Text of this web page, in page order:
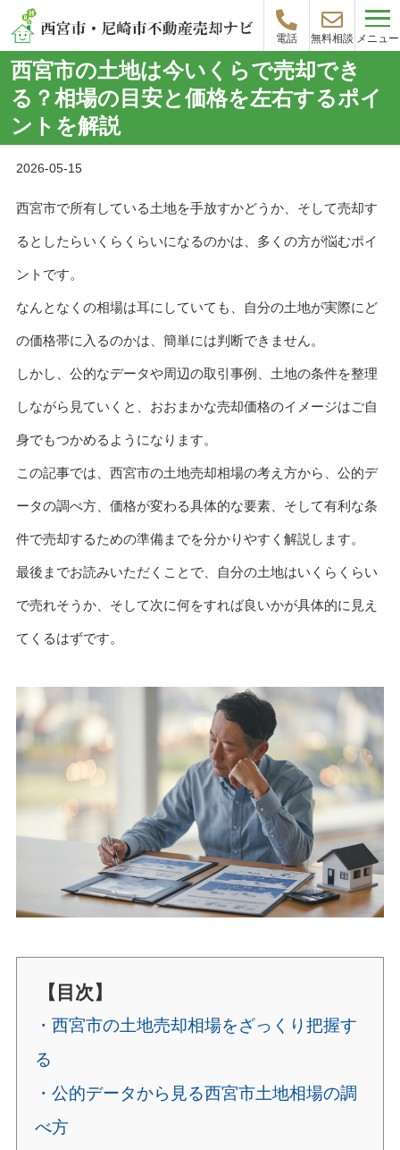
電話 無料相談 メニュー
西宮市の土地は今いくらで売却でき
る？相場の目安と価格を左右するポイ
ントを解説
2026-05-15
西宮市で所有している土地を手放すかどうか、そして売却す
るとしたらいくらくらいになるのかは、多くの方が悩むポイ
ントです。
なんとなくの相場は耳にしていても、自分の土地が実際にど
の価格帯に入るのかは、簡単には判断できません。
しかし、公的なデータや周辺の取引事例、土地の条件を整理
しながら見ていくと、おおまかな売却価格のイメージはご自
身でもつかめるようになります。
この記事では、西宮市の土地売却相場の考え方から、公的デ
ータの調べ方、価格が変わる具体的な要素、そして有利な条
件で売却するための準備までを分かりやすく解説します。
最後までお読みいただくことで、自分の土地はいくらくらい
で売れそうか、そして次に何をすれば良いかが具体的に見え
てくるはずです。
【目次】
・西宮市の土地売却相場をざっくり把握す
る
・公的データから見る西宮市土地相場の調
べ方